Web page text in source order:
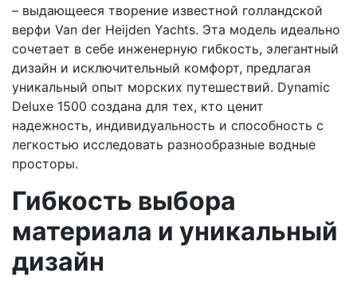
– выдающееся творение известной голландской
верфи Van der Heijden Yachts. Эта модель идеально
сочетает в себе инженерную гибкость, элегантный
дизайн и исключительный комфорт, предлагая
уникальный опыт морских путешествий. Dynamic
Deluxe 1500 создана для тех, кто ценит
надежность, индивидуальность и способность с
легкостью исследовать разнообразные водные
просторы.
Гибкость выбора
материала и уникальный
дизайн